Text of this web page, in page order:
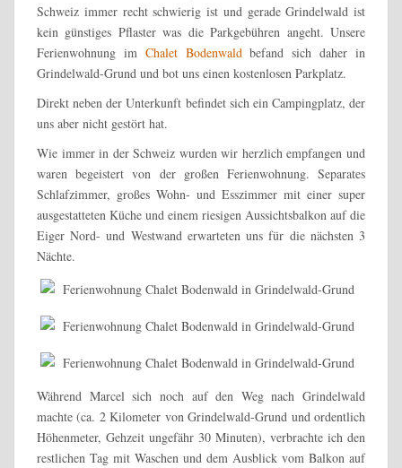
Schweiz immer recht schwierig ist und gerade Grindelwald ist
kein günstiges Pflaster was die Parkgebühren angeht. Unsere
Ferienwohnung im Chalet Bodenwaldbefand sich daher in
Grindelwald-Grund und bot uns einen kostenlosen Parkplatz.
Direkt neben der Unterkunft befindet sich ein Campingplatz, der
uns aber nicht gestört hat.
Wie immer in der Schweiz wurden wir herzlich empfangen und
waren begeistert von der großen Ferienwohnung. Separates
Schlafzimmer, großes Wohn- und Esszimmer mit einer super
ausgestatteten Küche und einem riesigen Aussichtsbalkon auf die
Eiger Nord- und Westwand erwarteten uns für die nächsten 3
Nächte.
Während Marcel sich noch auf den Weg nach Grindelwald
machte (ca. 2 Kilometer von Grindelwald-Grund und ordentlich
Höhenmeter, Gehzeit ungefähr 30 Minuten), verbrachte ich den
restlichen Tag mit Waschen und dem Ausblick vom Balkon auf